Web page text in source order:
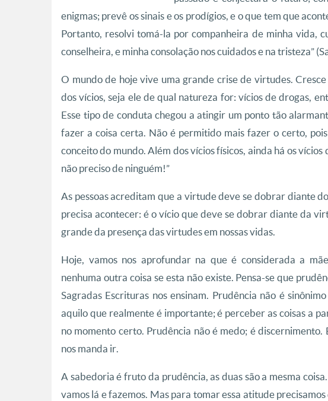
enigmas; prevê os sinais e os prodígios, e o que tem que
Portanto, resolvi tomá-la por companheira de minha vida,
conselheira, e minha consolação nos cuidados e na tristeza”
O mundo de hoje vive uma grande crise de virtudes.
dos vícios, seja ele de qual natureza for: vícios de drogas,
Esse tipo de conduta chegou a atingir um ponto tão
fazer a coisa certa. Não é permitido mais fazer o certo,
conceito do mundo. Além dos vícios físicos, ainda há os vícios
não preciso de ninguém!”
As pessoas acreditam que a virtude deve se dobrar diante
precisa acontecer: é o vício que deve se dobrar diante da
grande da presença das virtudes em nossas vidas.
Hoje, vamos nos aprofundar na que é considerada a
nenhuma outra coisa se esta não existe. Pensa-se que
Sagradas Escrituras nos ensinam. Prudência não é
aquilo que realmente é importante; é perceber as coisas a
no momento certo. Prudência não é medo; é
nos manda ir.
A sabedoria é fruto da prudência, as duas são a mesma
vamos lá e fazemos. Mas para tomar essa atitude